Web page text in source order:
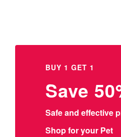
BUY 1 GET 1
Save
Safe and effective
Shop for your Pet